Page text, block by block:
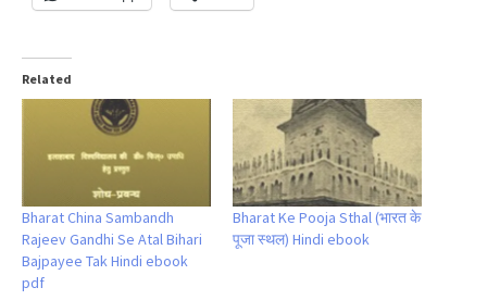
Related
Bharat China Sambandh
Rajeev Gandhi Se Atal Bihari
Bajpayee Tak Hindi ebook
pdf
Bharat Ke Pooja Sthal (भारत के
पूजा स्थल) Hindi ebook